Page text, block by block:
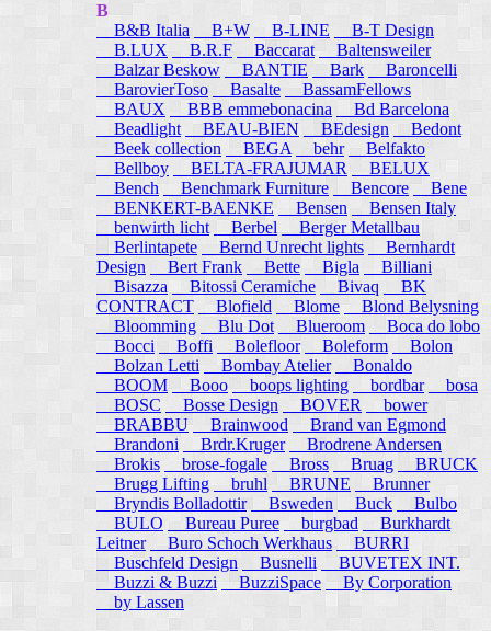
B
B&B Italia
B+W B-LINE
B-T Design
B.LUX
B.R.F Baccarat
Baltensweiler
Balzar Beskow
BANTIE Bark
Baroncelli
BarovierToso
Basalte
BassamFellows
BAUX
BBB emmebonacina
Bd Barcelona
Beadlight
BEAU-BIEN BEdesign
Bedont
Beek collection
BEGA behr
Belfakto
Bellboy
BELTA-FRAJUMAR
BELUX
Bench
Benchmark Furniture Bencore
Bene
BENKERT-BAENKE
Bensen
Bensen Italy
benwirth licht
Berbel
Berger Metallbau
Berlintapete
Bernd Unrecht lights
Bernhardt
Design
Bert Frank Bette Bigla
Billiani
Bisazza
Bitossi Ceramiche Bivaq
BK
CONTRACT
Blofield Blome Blond Belysning
Bloomming
Blu Dot Blueroom
Boca do lobo
Bocci
Boffi Bolefloor Boleform
Bolon
Bolzan Letti
Bombay Atelier
Bonaldo
BOOM
Booo boops lighting bordbar
bosa
BOSC
Bosse Design BOVER
bower
BRABBU
Brainwood
Brand van Egmond
Brandoni
Brdr.Kruger
Brodrene Andersen
Brokis
brose-fogale Bross Bruag
BRUCK
Brugg Lifting
bruhl BRUNE
Brunner
Bryndis Bolladottir
Bsweden Buck
Bulbo
BULO
Bureau Puree burgbad
Burkhardt
Leitner
Buro Schoch Werkhaus
BURRI
Buschfeld Design
Busnelli
BUVETEX INT.
Buzzi & Buzzi
BuzziSpace By Corporation
by Lassen